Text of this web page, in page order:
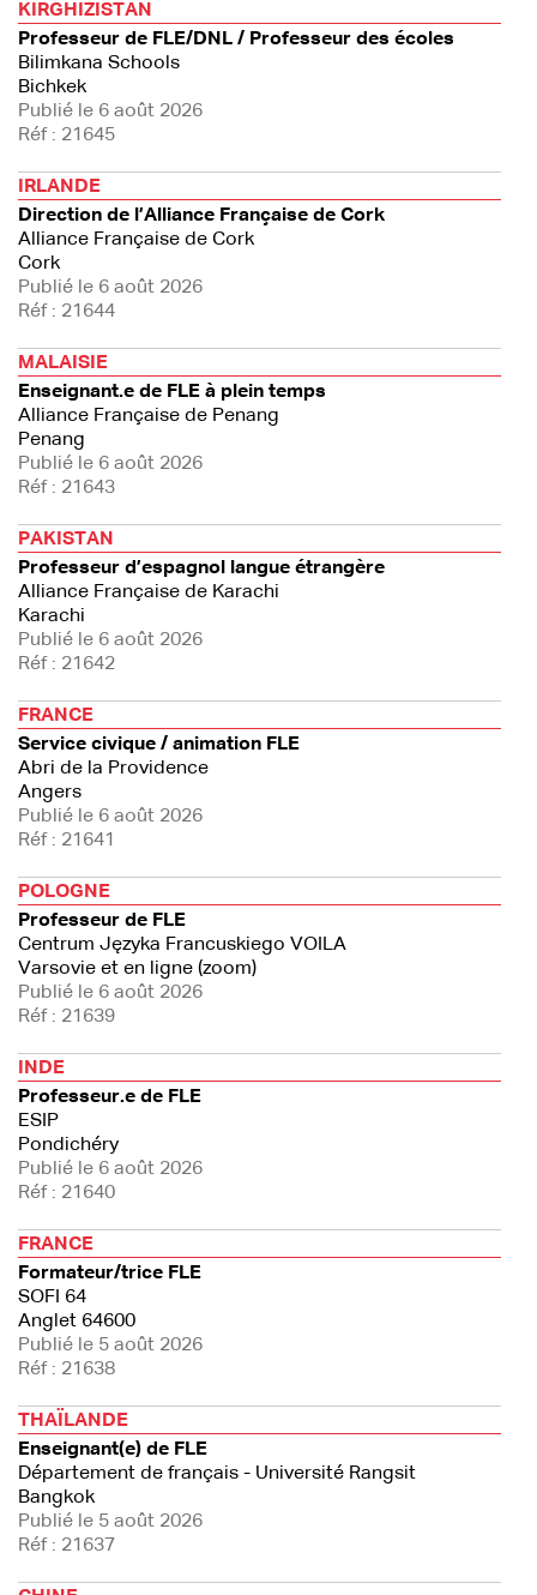
KIRGHIZISTAN
Professeur de FLE/DNL / Professeur des écoles
Bilimkana Schools
Bichkek
Publié le 6 août 2026
Réf : 21645
IRLANDE
Direction de l’Alliance Française de Cork
Alliance Française de Cork
Cork
Publié le 6 août 2026
Réf : 21644
MALAISIE
Enseignant.e de FLE à plein temps
Alliance Française de Penang
Penang
Publié le 6 août 2026
Réf : 21643
PAKISTAN
Professeur d’espagnol langue étrangère
Alliance Française de Karachi
Karachi
Publié le 6 août 2026
Réf : 21642
FRANCE
Service civique / animation FLE
Abri de la Providence
Angers
Publié le 6 août 2026
Réf : 21641
POLOGNE
Professeur de FLE
Centrum Języka Francuskiego VOILA
Varsovie et en ligne (zoom)
Publié le 6 août 2026
Réf : 21639
INDE
Professeur.e de FLE
ESIP
Pondichéry
Publié le 6 août 2026
Réf : 21640
FRANCE
Formateur/trice FLE
SOFI 64
Anglet 64600
Publié le 5 août 2026
Réf : 21638
THAÏLANDE
Enseignant(e) de FLE
Département de français - Université Rangsit
Bangkok
Publié le 5 août 2026
Réf : 21637